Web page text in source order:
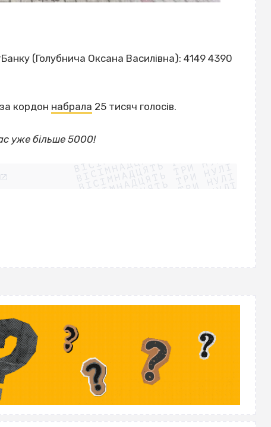
(Голубнича Оксана Василівна): 4149 4390
кордон набрала 25 тисяч голосів.
уже більше 5000!ВІСІМНАДЦЯТЬ ТРИ НУЛІ
ВІСІМНАДЦЯТЬ ТРИ НУЛІ
ВІСІМНАДЦЯТЬ ТРИ НУЛІ
ВІСІМНАДЦЯТЬ ТРИ НУЛІ
ВІСІМНАДЦЯТЬ ТРИ НУЛІ
ВІСІМНАДЦЯТЬ ТРИ НУЛІ
ВІСІМНАДЦЯТЬ ТРИ НУЛІ